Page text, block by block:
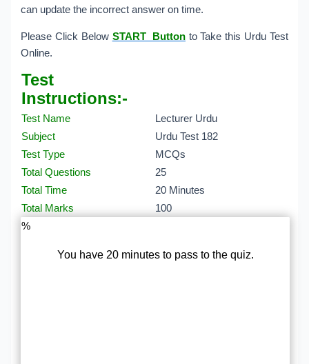
can update the incorrect answer on time.
Please Click Below START Button to Take this Urdu Test
Online.
Test
Instructions:-
Test Name
Lecturer Urdu
Subject
Urdu Test 182
Test Type
MCQs
Total Questions
25
Total Time
20 Minutes
Total Marks
100
%
You have 20 minutes to pass to the quiz.